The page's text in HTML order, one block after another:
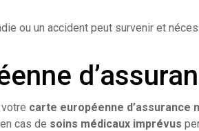
ou un accident peut survenir et
carte européenne d’assurance
cas de soins médicaux imprévus